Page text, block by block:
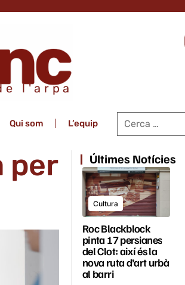
l'arpa
Qui som L’equip
per
Últimes Notícies
Cultura
Roc Blackblock
pinta 17 persianes
del Clot: així és la
nova ruta d’art urbà
al barri